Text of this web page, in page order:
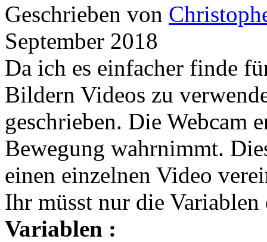
Geschrieben von
September 2018
Da ich es einfacher finde
Bildern Videos zu
geschrieben. Die Webcam
Bewegung wahrnimmt.
einen einzelnen Video
Ihr müsst nur die Variablen
Variablen :